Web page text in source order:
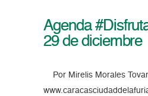
Agenda
29 de diciembre
Por Mirelis Morales